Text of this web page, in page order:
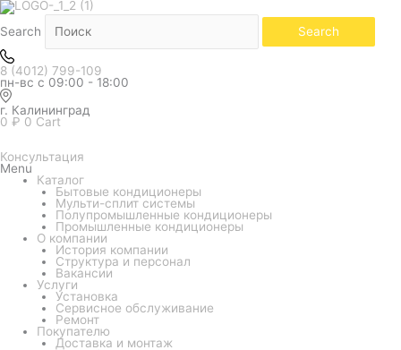
Search Search
8 (4012) 799-109
пн-вс с 09:00 - 18:00
г. Калининград
0 ₽ 0 Cart
Консультация
Menu
Каталог
Бытовые кондиционеры
Мульти-сплит системы
Полупромышленные кондиционеры
Промышленные кондиционеры
О компании
История компании
Структура и персонал
Вакансии
Услуги
Установка
Сервисное обслуживание
Ремонт
Покупателю
Доставка и монтаж
Количество
товара
Внутренний
блок
мульти
системы
Midea
MMCBU
MMCBU-
12HRFN8
(кассетный